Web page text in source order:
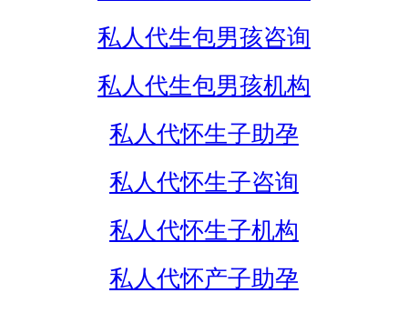
私人代生包男孩咨询
私人代生包男孩机构
私人代怀生子助孕
私人代怀生子咨询
私人代怀生子机构
私人代怀产子助孕